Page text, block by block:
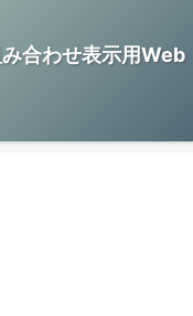
合わせ表示用Web